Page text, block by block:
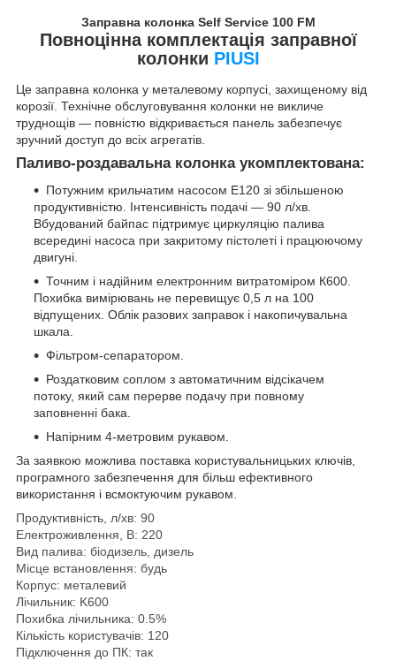
Заправна колонка Self Service 100 FM
Повноцінна комплектація заправної
колонки PIUSI
Це заправна колонка у металевому корпусі, захищеному від
корозії. Технічне обслуговування колонки не викличе
труднощів — повністю відкривається панель забезпечує
зручний доступ до всіх агрегатів.
Паливо-роздавальна колонка укомплектована:
Потужним крильчатим насосом Е120 зі збільшеною
продуктивністю. Інтенсивність подачі — 90 л/хв.
Вбудований байпас підтримує циркуляцію палива
всередині насоса при закритому пістолеті і працюючому
двигуні.
Точним і надійним електронним витратоміром К600.
Похибка вимірювань не перевищує 0,5 л на 100
відпущених. Облік разових заправок і накопичувальна
шкала.
Фільтром-сепаратором.
Роздатковим соплом з автоматичним відсікачем
потоку, який сам перерве подачу при повному
заповненні бака.
Напірним 4-метровим рукавом.
За заявкою можлива поставка користувальницьких ключів,
програмного забезпечення для більш ефективного
використання і всмоктуючим рукавом.
Продуктивність, л/хв: 90
Електроживлення, В: 220
Вид палива: біодизель, дизель
Місце встановлення: будь
Корпус: металевий
Лічильник: K600
Похибка лічильника: 0.5%
Кількість користувачів: 120
Підключення до ПК: так